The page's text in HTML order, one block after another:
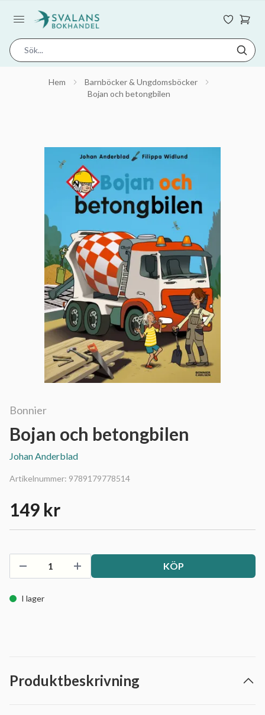
Hem
Barnböcker & Ungdomsböcker
Bojan och betongbilen
Bonnier
Bojan och betongbilen
Johan Anderblad
Artikelnummer: 9789179778514
149 kr
KÖP
I lager
Produktbeskrivning